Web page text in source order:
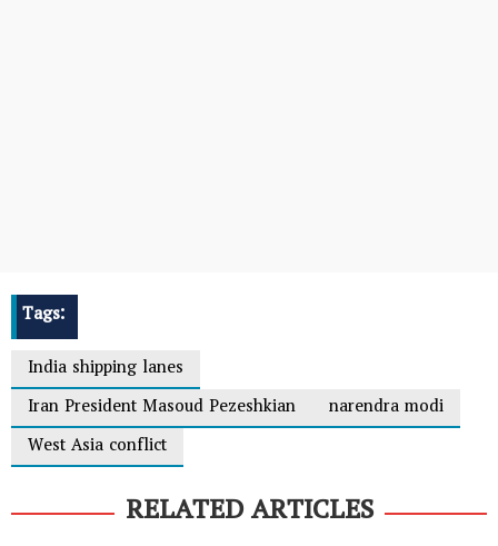
Tags:
India shipping lanes
Iran President Masoud Pezeshkian
narendra modi
West Asia conflict
RELATED ARTICLES